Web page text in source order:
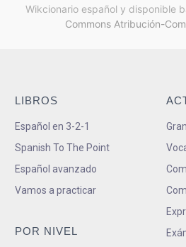
Wikcionario español y disponible
Commons Atribución-
LIBROS
Español en 3-2-1
Spanish To The Point
Español avanzado
Vamos a practicar
POR NIVEL